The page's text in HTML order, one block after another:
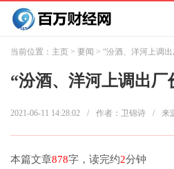
当前位置： 主页 > 要闻 > “汾酒、洋河上调出
“汾酒、洋河上调出厂
2021-06-11 14:28:02 / 作者：卫锦诗 / 来
本篇文章878字，读完约2分钟